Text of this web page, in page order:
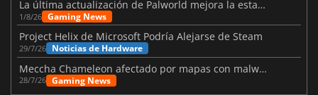
La última actualización de Palworld mejora la estabilidad
1/8/26 Gaming News
Project Helix de Microsoft Podría Alejarse de Steam
29/7/26 Noticias de Hardware
Meccha Chameleon afectado por mapas con malware y Discord
28/7/26 Gaming News